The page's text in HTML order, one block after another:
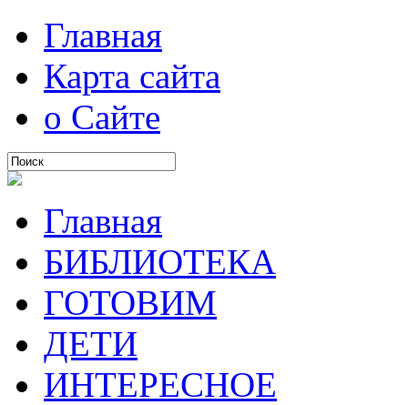
Главная
Карта сайта
о Сайте
Главная
БИБЛИОТЕКА
ГОТОВИМ
ДЕТИ
ИНТЕРЕСНОЕ